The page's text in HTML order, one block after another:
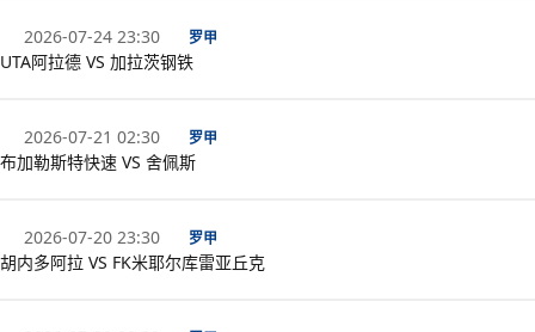
2026-07-24 23:30 罗甲
UTA阿拉德 VS 加拉茨钢铁
2026-07-21 02:30 罗甲
布加勒斯特快速 VS 舍佩斯
2026-07-20 23:30 罗甲
胡内多阿拉 VS FK米耶尔库雷亚丘克